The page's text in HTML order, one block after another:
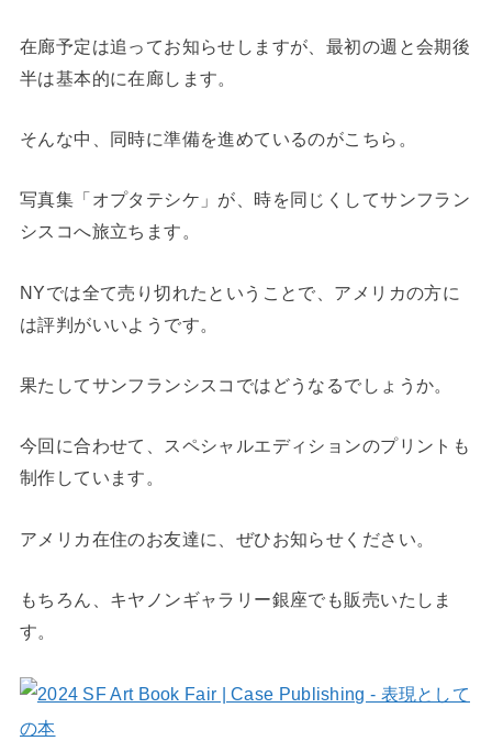
在廊予定は追ってお知らせしますが、最初の週と会期後
半は基本的に在廊します。
そんな中、同時に準備を進めているのがこちら。
写真集「オプタテシケ」が、時を同じくしてサンフラン
シスコへ旅立ちます。
NYでは全て売り切れたということで、アメリカの方に
は評判がいいようです。
果たしてサンフランシスコではどうなるでしょうか。
今回に合わせて、スペシャルエディションのプリントも
制作しています。
アメリカ在住のお友達に、ぜひお知らせください。
もちろん、キヤノンギャラリー銀座でも販売いたしま
す。